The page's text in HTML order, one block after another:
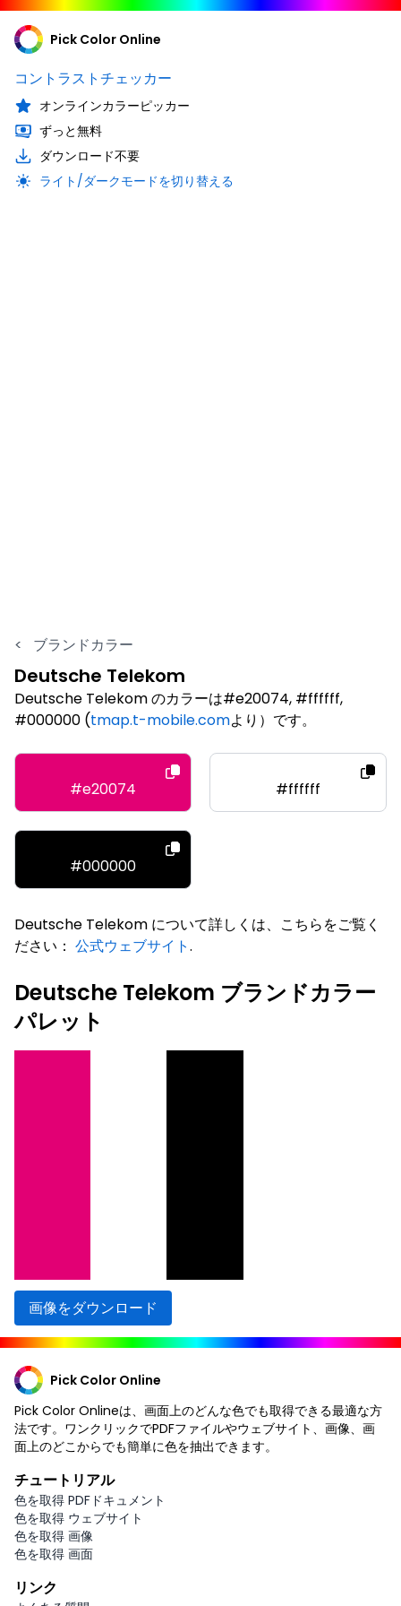
Pick Color Online
コントラストチェッカー
オンラインカラーピッカー
ずっと無料
ダウンロード不要
ライト/ダークモードを切り替える
< ブランドカラー
Deutsche Telekom
Deutsche Telekom のカラーは#e20074, #ffffff,
#000000 (tmap.t-mobile.comより）です。
#e20074 #ffffff
#000000
Deutsche Telekom について詳しくは、こちらをご覧く
ださい： 公式ウェブサイト.
Deutsche Telekom ブランドカラー
パレット
画像をダウンロード
Pick Color Online
Pick Color Onlineは、画面上のどんな色でも取得できる最適な方
法です。ワンクリックでPDFファイルやウェブサイト、画像、画
面上のどこからでも簡単に色を抽出できます。
チュートリアル
色を取得 PDFドキュメント
色を取得 ウェブサイト
色を取得 画像
色を取得 画面
リンク